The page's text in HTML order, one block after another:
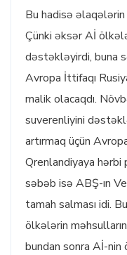
Bu hadisə
Çünki əksər Aİ
dəstəkləyirdi, buna
Avropa İttifaqı
malik olacaqdı.
suverenliyini
artırmaq üçün
Qrenlandiyaya hərbi
səbəb isə ABŞ-ın
tamah salması idi.
ölkələrin
bundan sonra Aİ-